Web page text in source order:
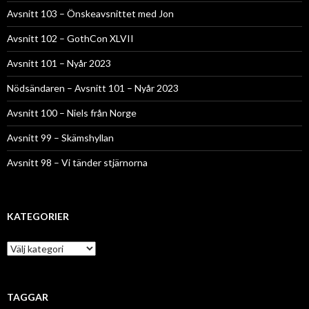
Avsnitt 103 – Önskeavsnittet med Jon
Avsnitt 102 – GothCon XLVII
Avsnitt 101 – Nyår 2023
Nödsändaren – Avsnitt 101 – Nyår 2023
Avsnitt 100 – Niels från Norge
Avsnitt 99 – Skämshyllan
Avsnitt 98 – Vi tänder stjärnorna
KATEGORIER
Kategorier
TAGGAR